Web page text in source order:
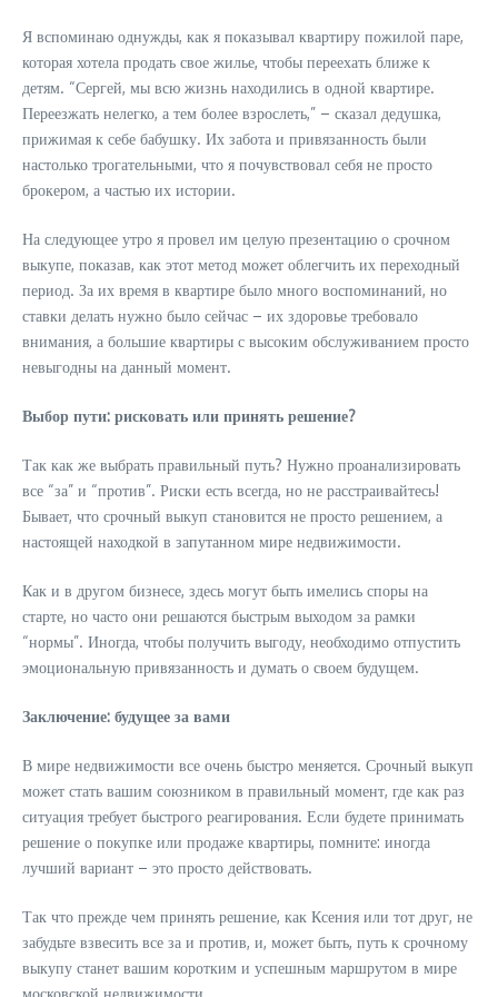
Я вспоминаю однужды, как я показывал квартиру пожилой паре,
которая хотела продать свое жилье, чтобы переехать ближе к
детям. “Сергей, мы всю жизнь находились в одной квартире.
Переезжать нелегко, а тем более взрослеть,” – сказал дедушка,
прижимая к себе бабушку. Их забота и привязанность были
настолько трогательными, что я почувствовал себя не просто
брокером, а частью их истории.
На следующее утро я провел им целую презентацию о срочном
выкупе, показав, как этот метод может облегчить их переходный
период. За их время в квартире было много воспоминаний, но
ставки делать нужно было сейчас – их здоровье требовало
внимания, а большие квартиры с высоким обслуживанием просто
невыгодны на данный момент.
Выбор пути: рисковать или принять решение?
Так как же выбрать правильный путь? Нужно проанализировать
все “за” и “против”. Риски есть всегда, но не расстраивайтесь!
Бывает, что срочный выкуп становится не просто решением, а
настоящей находкой в запутанном мире недвижимости.
Как и в другом бизнесе, здесь могут быть имелись споры на
старте, но часто они решаются быстрым выходом за рамки
“нормы”. Иногда, чтобы получить выгоду, необходимо отпустить
эмоциональную привязанность и думать о своем будущем.
Заключение: будущее за вами
В мире недвижимости все очень быстро меняется. Срочный выкуп
может стать вашим союзником в правильный момент, где как раз
ситуация требует быстрого реагирования. Если будете принимать
решение о покупке или продаже квартиры, помните: иногда
лучший вариант – это просто действовать.
Так что прежде чем принять решение, как Ксения или тот друг, не
забудьте взвесить все за и против, и, может быть, путь к срочному
выкупу станет вашим коротким и успешным маршрутом в мире
московской недвижимости.